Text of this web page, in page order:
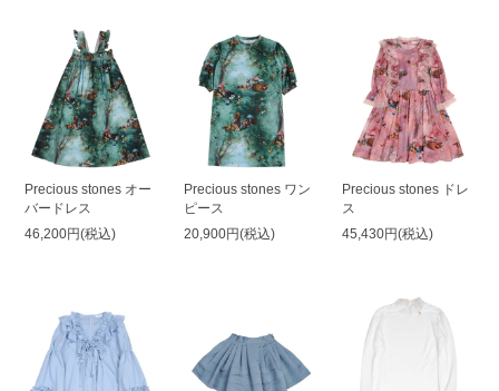
Precious stones オー
バードレス
46,200円(税込)
Precious stones ワン
ピース
20,900円(税込)
Precious stones ドレ
ス
45,430円(税込)